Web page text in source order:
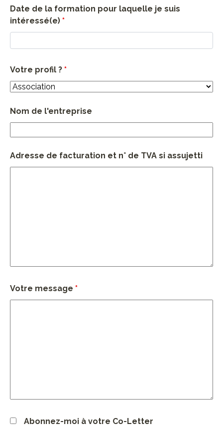
Date de la formation pour laquelle je suis
intéressé(e) *
Votre profil ? *
Nom de l'entreprise
Adresse de facturation et n° de TVA si assujetti
Votre message *
Abonnez-moi à votre Co-Letter